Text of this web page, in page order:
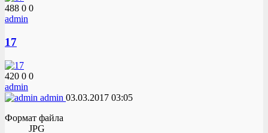
488 0 0
admin
17
420 0 0
admin
admin 03.03.2017 03:05
Формат файла
JPG